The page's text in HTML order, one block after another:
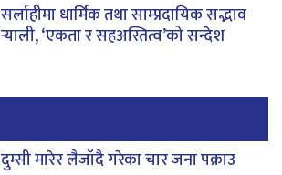
सर्लाहीमा धार्मिक तथा साम्प्रदायिक सद्भाव
र्‍याली, ‘एकता र सहअस्तित्व’को सन्देश
दुम्सी मारेर लैजाँदै गरेका चार जना पक्राउ